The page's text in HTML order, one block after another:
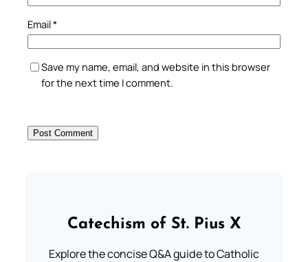
Email*
Save my name, email, and website in this browser
for the next time I comment.
Catechism of St. Pius X
Explore the concise Q&A guide to Catholic